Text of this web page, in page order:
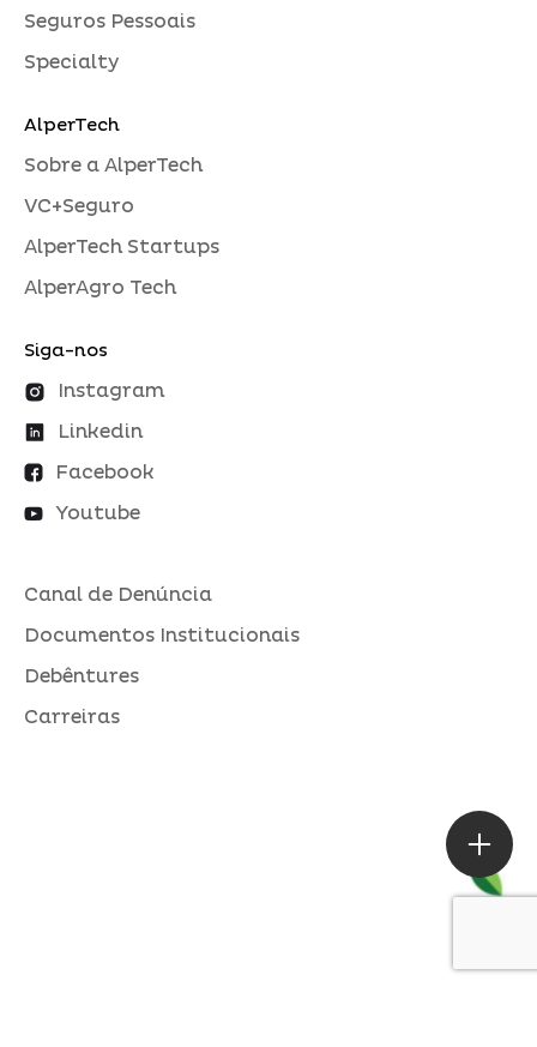
Seguros Pessoais
Specialty
AlperTech
Sobre a AlperTech
VC+Seguro
AlperTech Startups
AlperAgro Tech
Siga-nos
Instagram
Linkedin
Facebook
Youtube
Canal de Denúncia
Documentos Institucionais
Debêntures
Carreiras